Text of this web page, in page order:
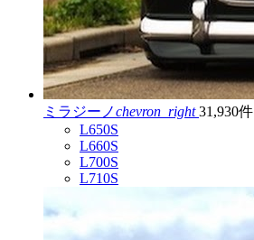
ミラジーノchevron_right 31,930件
L650S
L660S
L700S
L710S